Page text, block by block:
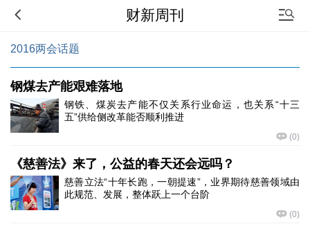
财新周刊
2016两会话题
钢煤去产能艰难落地
钢铁、煤炭去产能不仅关系行业命运，也关系“十三
五”供给侧改革能否顺利推进
(0)
《慈善法》来了，公益的春天还会远吗？
慈善立法“十年长跑，一朝提速”，业界期待慈善领域由
此规范、发展，整体跃上一个台阶
(0)